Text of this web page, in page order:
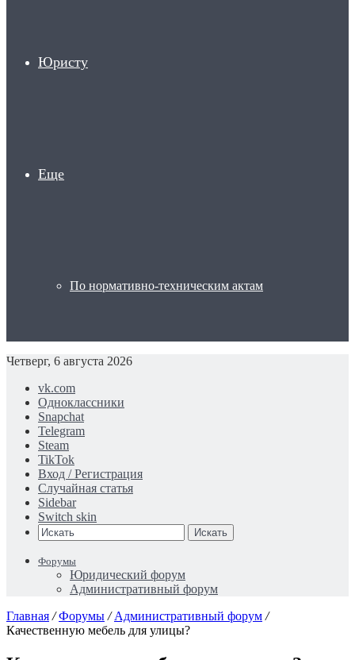
Юристу
Еще
По нормативно-техническим актам
Четверг, 6 августа 2026
vk.com
Одноклассники
Snapchat
Telegram
Steam
TikTok
Вход / Регистрация
Случайная статья
Sidebar
Switch skin
Искать
Форумы
Юридический форум
Административный форум
Главная / Форумы / Административный форум /
Качественную мебель для улицы?